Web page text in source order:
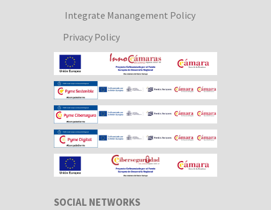
Integrate Manangement Policy
Privacy Policy
SOCIAL NETWORKS